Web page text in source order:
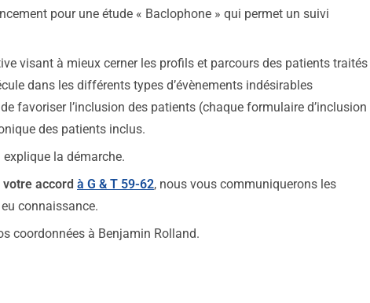
pour une étude « Baclophone » qui permet un suivi
visant à mieux cerner les profils et parcours des patients traités
dans les différents types d’évènements indésirables
favoriser l’inclusion des patients (chaque formulaire d’inclusion
des patients inclus.
la démarche.
accord à G & T 59-62, nous vous communiquerons les
connaissance.
coordonnées à Benjamin Rolland.